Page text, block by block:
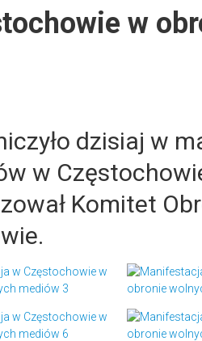
w
dzisiaj w
w
Komitet